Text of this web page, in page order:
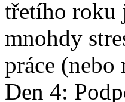
třetího roku
mnohdy
práce
Den 4: